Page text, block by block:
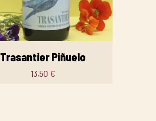
Trasantier Piñuelo
13,50 €